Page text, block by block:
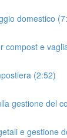
domestico
compost e
(2:52)
gestione del
e gestione